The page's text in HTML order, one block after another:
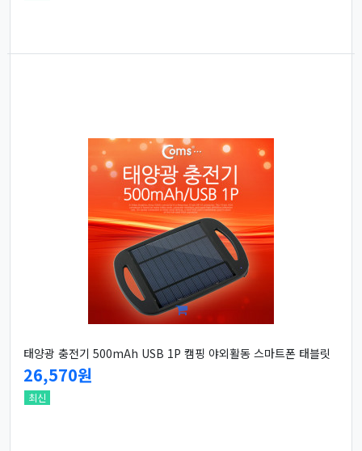
태양광 충전기 500mAh USB 1P 캠핑 야외활동 스마트폰 태블릿
26,570원
최신